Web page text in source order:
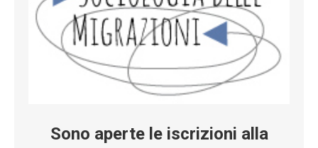
Sono aperte le iscrizioni alla